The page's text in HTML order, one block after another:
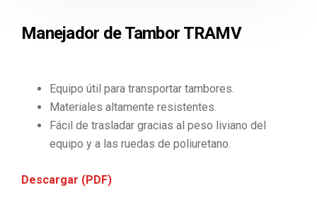
Manejador de Tambor TRAMV
Equipo útil para transportar tambores.
Materiales altamente resistentes.
Fácil de trasladar gracias al peso liviano del
equipo y a las ruedas de poliuretano.
Descargar (PDF)